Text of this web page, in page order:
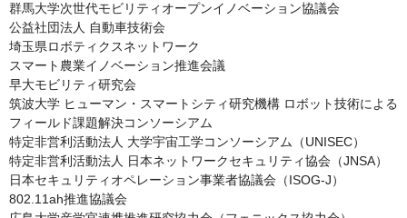
群馬大学次世代モビリティオープンイノベーション協議会
公益社団法人 自動車技術会
埼玉県ロボティクスネットワーク
スマート農業イノベーション推進会議
早大モビリティ研究会
筑波大学 ヒューマン・スマートシティ研究機構 ロボット技術による
フィールド課題解決コンソーシアム
特定非営利活動法人 大学宇宙工学コンソーシアム（UNISEC）
特定非営利活動法人 日本ネットワークセキュリティ協会（JNSA）
日本セキュリティオペレーション事業者協議会（ISOG-J）
802.11ah推進協議会